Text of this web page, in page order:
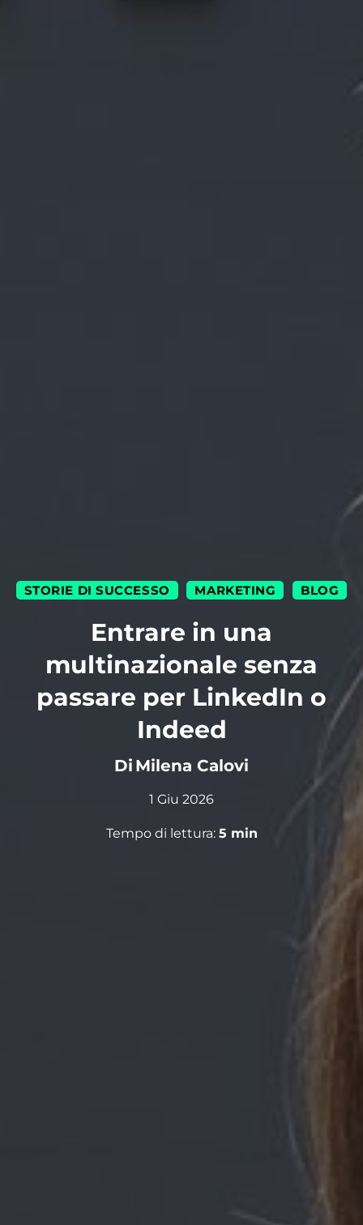
STORIE DI SUCCESSO MARKETING BLOG
Entrare in una
multinazionale senza
passare per LinkedIn o
Indeed
Di Milena Calovi
1 Giu 2026
Tempo di lettura: 5 min